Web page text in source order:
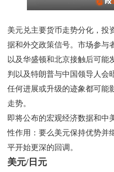
美元兑主要货币走势分化，投
据和外交政策信号。市场参与
以及华盛顿和北京接触后可能
判以及特朗普与中国领导人会
任何进展或升级的迹象都可能
走势。
即将公布的宏观经济数据和中
性作用：要么美元保持优势并
平开始更深的回调。
美元/日元